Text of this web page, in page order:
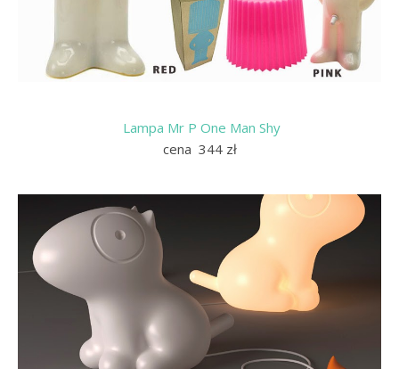
Lampa Mr P One Man Shy
cena 344 zł